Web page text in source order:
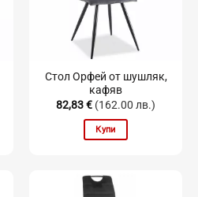
Стол Орфей от шушляк,
кафяв
82,83€ (162.00 лв.)
Купи